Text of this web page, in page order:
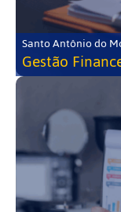
Santo Antônio do
Gestão